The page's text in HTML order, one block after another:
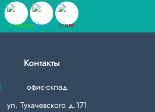
Контакты
офис-склад
ул. Тухачевского д.171